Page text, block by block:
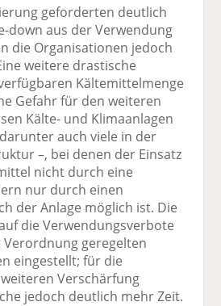
geforderten deutlich
down aus der Verwendung
die Organisationen jedoch
weitere drastische
Kältemittelmenge
Gefahr für den weiteren
Kälte- und Klimaanlagen
auch viele in der
–, bei denen der Einsatz
nicht durch eine
nur durch einen
der Anlage möglich ist. Die
die Verwendungsverbote
geregelten
eingestellt; für die
Verschärfung
jedoch deutlich mehr Zeit.